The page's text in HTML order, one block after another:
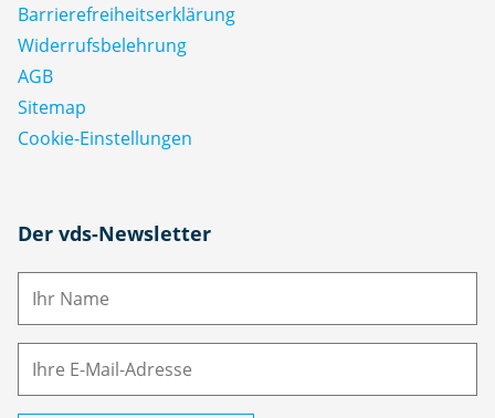
Barrierefreiheitserklärung
Widerrufsbelehrung
AGB
Sitemap
Cookie-Einstellungen
Der vds-Newsletter
N
M